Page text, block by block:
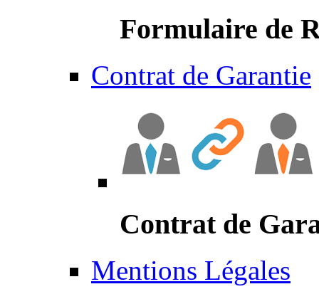
Formulaire de
Contrat de Garantie
Contrat de
Mentions Légales